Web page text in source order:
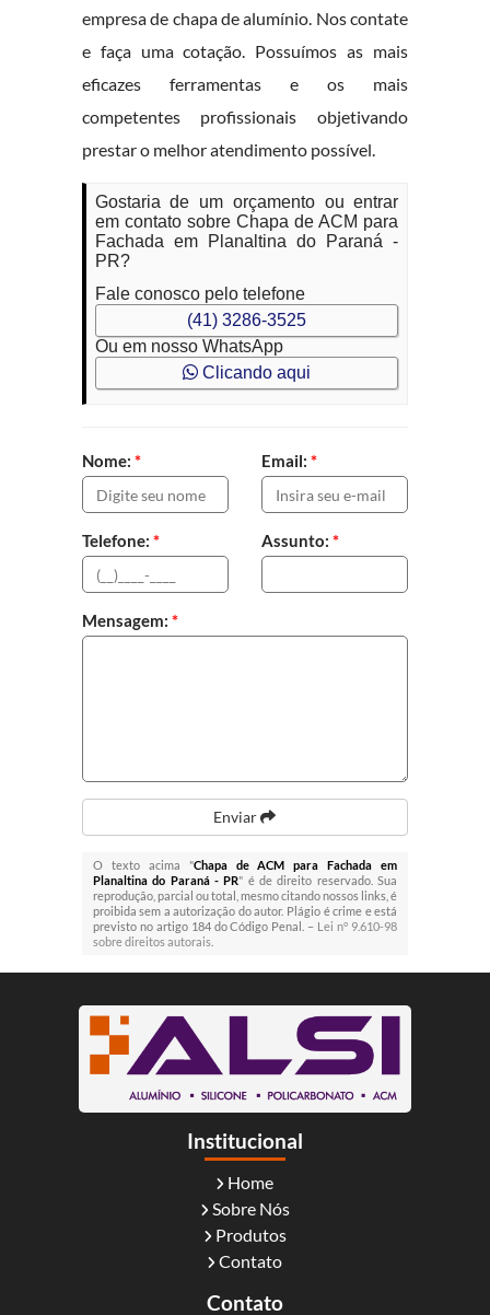
empresa de chapa de alumínio. Nos contate
e faça uma cotação. Possuímos as mais
eficazes ferramentas e os mais
competentes profissionais objetivando
prestar o melhor atendimento possível.
Gostaria de um orçamento ou entrar
em contato sobre Chapa de ACM para
Fachada em Planaltina do Paraná -
PR?
Fale conosco pelo telefone
(41) 3286-3525
Ou em nosso WhatsApp
Clicando aqui
Nome: * Email: *
Telefone: * Assunto: *
Mensagem: *
Enviar
O texto acima "Chapa de ACM para Fachada em
Planaltina do Paraná - PR" é de direito reservado. Sua
reprodução, parcial ou total, mesmo citando nossos links, é
proibida sem a autorização do autor. Plágio é crime e está
previsto no artigo 184 do Código Penal. – Lei n° 9.610-98
sobre direitos autorais.
Institucional
Home
Sobre Nós
Produtos
Contato
Contato